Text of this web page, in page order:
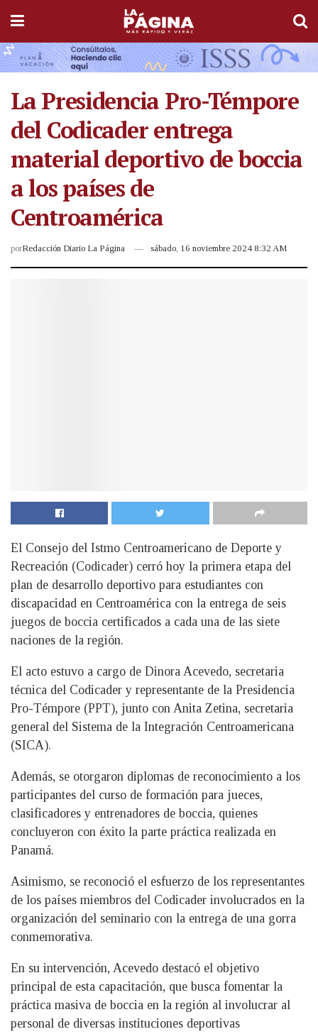
La Presidencia Pro-Témpore
del Codicader entrega
material deportivo de boccia
a los países de
Centroamérica
porRedacción Diario La Página sábado, 16 noviembre 2024 8:32 AM
El Consejo del Istmo Centroamericano de Deporte y
Recreación (Codicader) cerró hoy la primera etapa del
plan de desarrollo deportivo para estudiantes con
discapacidad en Centroamérica con la entrega de seis
juegos de boccia certificados a cada una de las siete
naciones de la región.
El acto estuvo a cargo de Dinora Acevedo, secretaria
técnica del Codicader y representante de la Presidencia
Pro-Témpore (PPT), junto con Anita Zetina, secretaria
general del Sistema de la Integración Centroamericana
(SICA).
Además, se otorgaron diplomas de reconocimiento a los
participantes del curso de formación para jueces,
clasificadores y entrenadores de boccia, quienes
concluyeron con éxito la parte práctica realizada en
Panamá.
Asimismo, se reconoció el esfuerzo de los representantes
de los países miembros del Codicader involucrados en la
organización del seminario con la entrega de una gorra
conmemorativa.
En su intervención, Acevedo destacó el objetivo
principal de esta capacitación, que busca fomentar la
práctica masiva de boccia en la región al involucrar al
personal de diversas instituciones deportivas